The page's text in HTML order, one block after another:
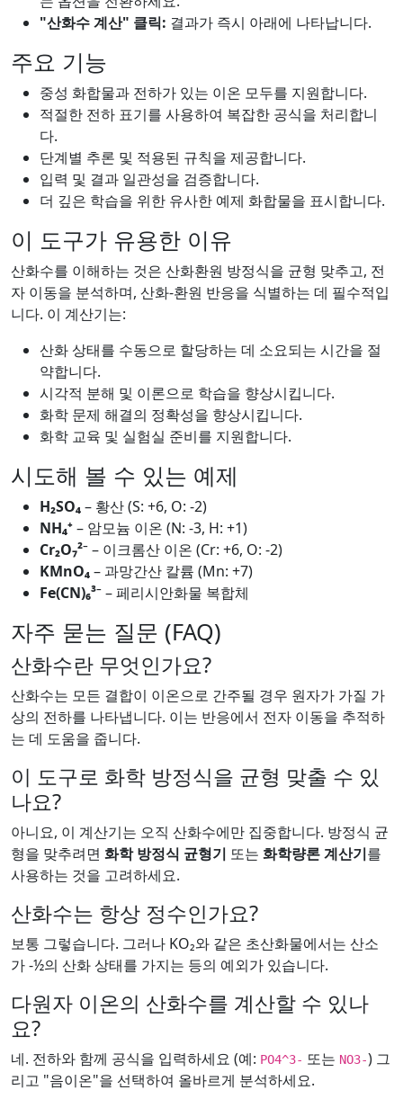
"산화수 계산" 클릭: 결과가 즉시 아래에 나타납니다.
주요 기능
중성 화합물과 전하가 있는 이온 모두를 지원합니다.
적절한 전하 표기를 사용하여 복잡한 공식을 처리합니
다.
단계별 추론 및 적용된 규칙을 제공합니다.
입력 및 결과 일관성을 검증합니다.
더 깊은 학습을 위한 유사한 예제 화합물을 표시합니다.
이 도구가 유용한 이유
산화수를 이해하는 것은 산화환원 방정식을 균형 맞추고, 전
자 이동을 분석하며, 산화-환원 반응을 식별하는 데 필수적입
니다. 이 계산기는:
산화 상태를 수동으로 할당하는 데 소요되는 시간을 절
약합니다.
시각적 분해 및 이론으로 학습을 향상시킵니다.
화학 문제 해결의 정확성을 향상시킵니다.
화학 교육 및 실험실 준비를 지원합니다.
시도해 볼 수 있는 예제
H₂SO₄– 황산 (S: +6, O: -2)
NH₄⁺– 암모늄 이온 (N: -3, H: +1)
Cr₂O₇²⁻– 이크롬산 이온 (Cr: +6, O: -2)
KMnO₄– 과망간산 칼륨 (Mn: +7)
Fe(CN)₆³⁻– 페리시안화물 복합체
자주 묻는 질문 (FAQ)
산화수란 무엇인가요?
산화수는 모든 결합이 이온으로 간주될 경우 원자가 가질 가
상의 전하를 나타냅니다. 이는 반응에서 전자 이동을 추적하
는 데 도움을 줍니다.
이 도구로 화학 방정식을 균형 맞출 수 있
나요?
아니요, 이 계산기는 오직 산화수에만 집중합니다. 방정식 균
형을 맞추려면 화학 방정식 균형기 또는 화학량론 계산기를
사용하는 것을 고려하세요.
산화수는 항상 정수인가요?
보통 그렇습니다. 그러나 KO₂와 같은 초산화물에서는 산소
가 -½의 산화 상태를 가지는 등의 예외가 있습니다.
다원자 이온의 산화수를 계산할 수 있나
요?
네. 전하와 함께 공식을 입력하세요 (예: PO4^3- 또는 NO3-) 그
리고 "음이온"을 선택하여 올바르게 분석하세요.